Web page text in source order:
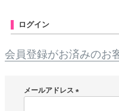
ログイン
会員登録がお済みのお
メールアドレス